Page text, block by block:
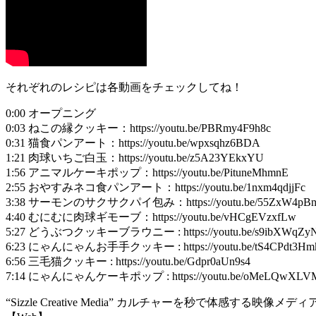
それぞれのレシピは各動画をチェックしてね！
0:00 オープニング
0:03 ねこの縁クッキー：https://youtu.be/PBRmy4F9h8c
0:31 猫食パンアート：https://youtu.be/wpxsqhz6BDA
1:21 肉球いちご白玉：https://youtu.be/z5A23YEkxYU
1:56 アニマルケーキポップ：https://youtu.be/PituneMhmnE
2:55 おやすみネコ食パンアート：https://youtu.be/1nxm4qdjjFc
3:38 サーモンのサクサクパイ包み：https://youtu.be/
4:40 むにむに肉球ギモーブ：https://youtu.be/vHCgEVzxfLw
5:27 どうぶつクッキーブラウニー : https://youtu.be/
6:23 にゃんにゃんお手手クッキー : https://youtu.be/
6:56 三毛猫クッキー : https://youtu.be/Gdpr0aUn9s4
7:14 にゃんにゃんケーキポップ : https://youtu.be/
“Sizzle Creative Media” カルチャーを秒で体感する映像メディ